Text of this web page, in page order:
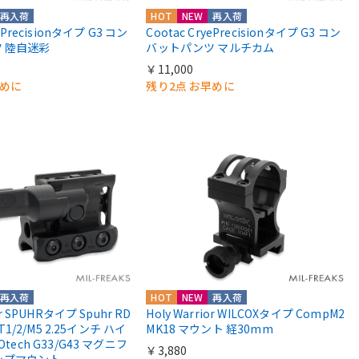
再入荷
タイプ G3 コン
陸自迷彩
に
HOT NEW 再入荷
Cootac CryePrecisionタイプ G3 コン
バットパンツ マルチカム
￥11,000
残り2点 お早めに
再入荷
タイプ Spuhr RD
2/M5 2.25インチ ハイ
G33/G43 マグニフ
HOT NEW 再入荷
Holy Warrior WILCOXタイプ CompM2
MK18 マウント 経30mm
￥3,880